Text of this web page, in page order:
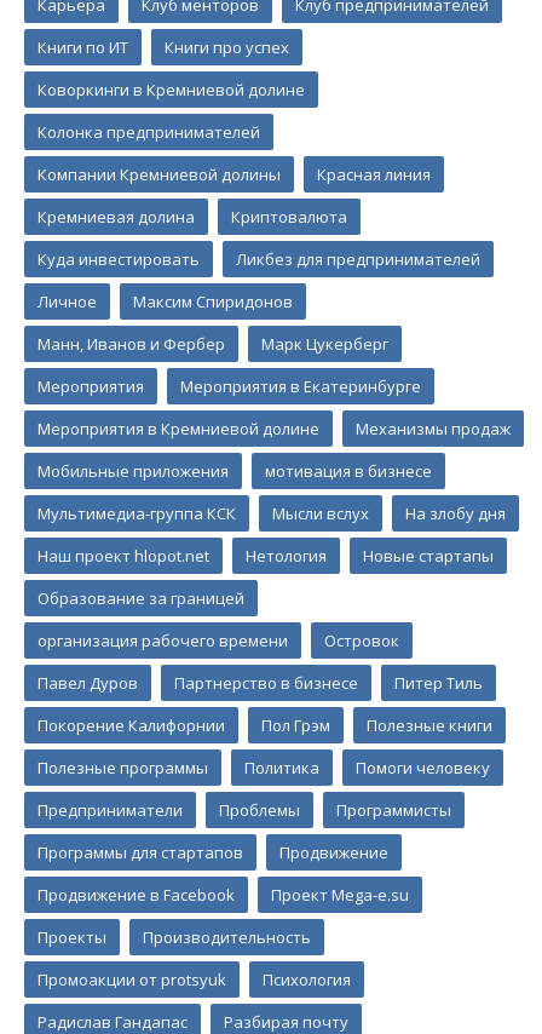
Карьера
Клуб менторов
Клуб предпринимателей
Книги по ИТ
Книги про успех
Коворкинги в Кремниевой долине
Колонка предпринимателей
Компании Кремниевой долины
Красная линия
Кремниевая долина
Криптовалюта
Куда инвестировать
Ликбез для предпринимателей
Личное
Максим Спиридонов
Манн, Иванов и Фербер
Марк Цукерберг
Мероприятия
Мероприятия в Екатеринбурге
Мероприятия в Кремниевой долине
Механизмы продаж
Мобильные приложения
мотивация в бизнесе
Мультимедиа-группа КСК
Мысли вслух
На злобу дня
Наш проект hlopot.net
Нетология
Новые стартапы
Образование за границей
организация рабочего времени
Островок
Павел Дуров
Партнерство в бизнесе
Питер Тиль
Покорение Калифорнии
Пол Грэм
Полезные книги
Полезные программы
Политика
Помоги человеку
Предприниматели
Проблемы
Программисты
Программы для стартапов
Продвижение
Продвижение в Facebook
Проект Mega-e.su
Проекты
Производительность
Промоакции от protsyuk
Психология
Радислав Гандапас
Разбирая почту